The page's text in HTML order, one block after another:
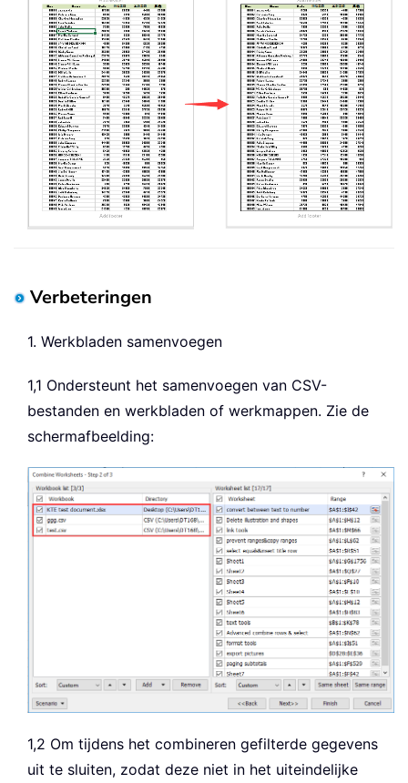
Verbeteringen
1. Werkbladen samenvoegen
1,1 Ondersteunt het samenvoegen van CSV-
bestanden en werkbladen of werkmappen. Zie de
schermafbeelding:
1,2 Om tijdens het combineren gefilterde gegevens
uit te sluiten, zodat deze niet in het uiteindelijke